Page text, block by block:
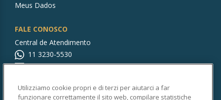
Meus Dados
FALE CONOSCO
Central de Atendimento
11 3230-5530
rocabrasilstore@br.roca.com
CONTINUE CONOSCO!
Utilizziamo cookie propri e di terzi per aiutarci a far
funzionare correttamente il sito web, compilare statistiche